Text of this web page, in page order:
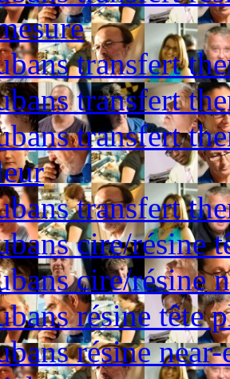
transfert
transfert
transfert
transfert
cire/résine
cire/résine
résine tête
résine near-